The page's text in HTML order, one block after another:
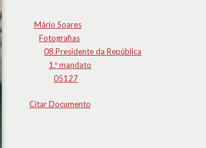
Mário Soares
Fotografias
08.Presidente da República
1.º mandato
05127
Citar Documento